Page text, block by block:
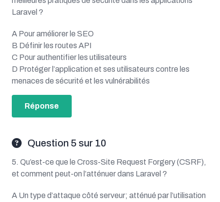
Laravel ?
A Pour améliorer le SEO
B Définir les routes API
C Pour authentifier les utilisateurs
D Protéger l’application et ses utilisateurs contre les
menaces de sécurité et les vulnérabilités
Réponse
Question 5 sur 10
5. Qu’est-ce que le Cross-Site Request Forgery (CSRF),
et comment peut-on l’atténuer dans Laravel ?
A Un type d’attaque côté serveur; atténué par l’utilisation